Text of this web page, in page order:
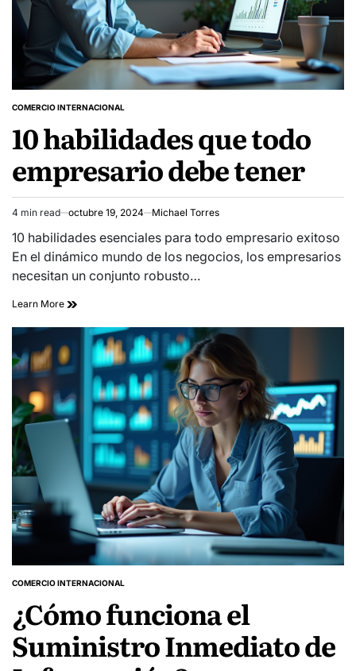
POSTED
COMERCIO INTERNACIONAL
10 habilidades que todo
empresario debe tener
Estimated
read
4 min read octubre 19, 2024 Michael Torres
10 habilidades esenciales para todo empresario exitoso
En el dinámico mundo de los negocios, los empresarios
necesitan un conjunto robusto…
Learn More
POSTED
COMERCIO INTERNACIONAL
¿Cómo funciona el
Suministro Inmediato de